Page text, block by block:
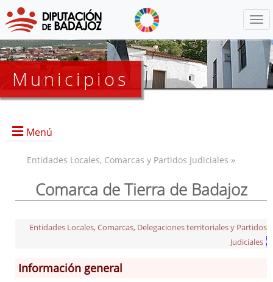
Municipios
Menú
Alburquerque
Guadiana
La Albuera
Entidades Locales, Comarcas y Partidos Judiciales »
Comarca de Tierra de Badajoz
Entidades Locales, Comarcas, Delegaciones territoriales y Partidos
Judiciales
Información general